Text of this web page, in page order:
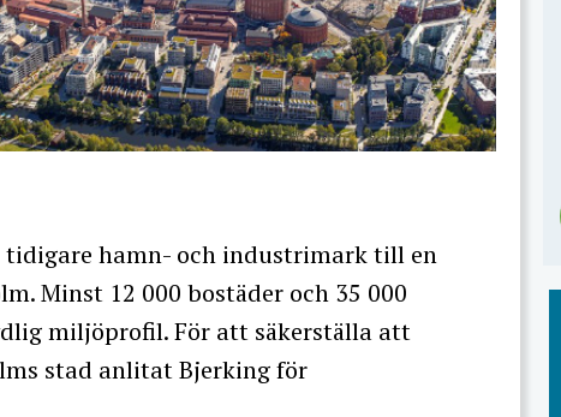
tidigare hamn- och industrimark till en
Minst 12 000 bostäder och 35 000
miljöprofil. För att säkerställa att
stad anlitat Bjerking för